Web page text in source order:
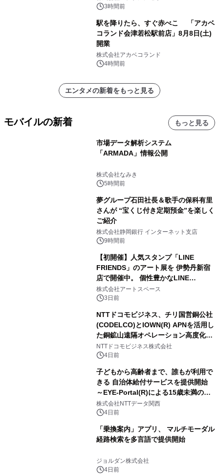
ネムネ～大作戦！」始動
3時間前
駅を降りたら、すぐ赤べこ 「アカベ
コランド会津若松駅前店」8月8日(土)
開業
株式会社アカベコランド
4時間前
エンタメの新着をもっと見る
モバイルの新着 もっと見る
市場データ解析システム
「ARMADA」情報公開
株式会社なみき
5時間前
夢グループ石田社長＆歌手の保科有里
さんが “宝くじ付き定期預金”を楽しく
ご紹介
株式会社静岡銀行 インターネット支店
9時間前
【初開催】人気スタンプ「LINE
FRIENDS」のアート展を 伊勢丹新宿
店で開催中。 個性豊かなLINE
FRIENDSの仲間たちが インテリアア
ートとして新たな魅力を発信。
株式会社アートスペース
3日前
NTTドコモビジネス、チリ国営銅公社
(CODELCO)とIOWN(R) APNを活用し
た銅鉱山遠隔オペレーション高度化に
向けた調査・実証を開始
NTTドコモビジネス株式会社
4日前
子どもから高齢者まで、誰もが利用で
きる 自治体給付サービスを提供開始
～EYE-Portal(R)による15歳未満の本
人認証と デジタルデバイド対策で実現
～
株式会社NTTデータ関西
4日前
「乗換案内」アプリ、 マルチモーダル
経路検索を多言語で提供開始
ジョルダン株式会社
4日前